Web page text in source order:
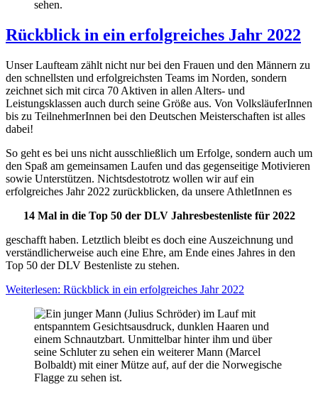
Rückblick in ein erfolgreiches Jahr 2022
Unser Laufteam zählt nicht nur bei den Frauen und den Männern zu
den schnellsten und erfolgreichsten Teams im Norden, sondern
zeichnet sich mit circa 70 Aktiven in allen Alters- und
Leistungsklassen auch durch seine Größe aus. Von VolksläuferInnen
bis zu TeilnehmerInnen bei den Deutschen Meisterschaften ist alles
dabei!
So geht es bei uns nicht ausschließlich um Erfolge, sondern auch um
den Spaß am gemeinsamen Laufen und das gegenseitige Motivieren
sowie Unterstützen. Nichtsdestotrotz wollen wir auf ein
erfolgreiches Jahr 2022 zurückblicken, da unsere AthletInnen es
14 Mal in die Top 50 der DLV Jahresbestenliste für 2022
geschafft haben. Letztlich bleibt es doch eine Auszeichnung und
verständlicherweise auch eine Ehre, am Ende eines Jahres in den
Top 50 der DLV Bestenliste zu stehen.
Weiterlesen: Rückblick in ein erfolgreiches Jahr 2022